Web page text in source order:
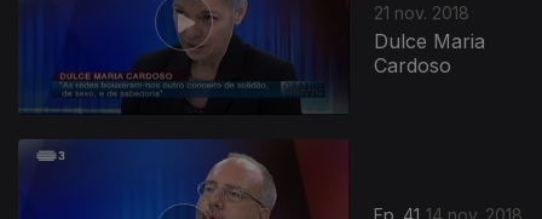
21 nov. 2018
Dulce Maria
Cardoso
Ep. 41 14 nov. 2018